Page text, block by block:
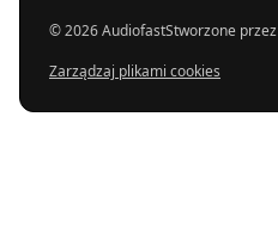
© 2026 AudiofastStworzone przez
Zarządzaj plikami cookies